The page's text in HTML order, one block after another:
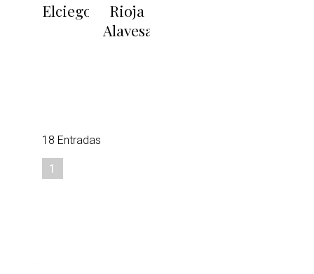
Elciego
Rioja
Alavesa
18 Entradas
1